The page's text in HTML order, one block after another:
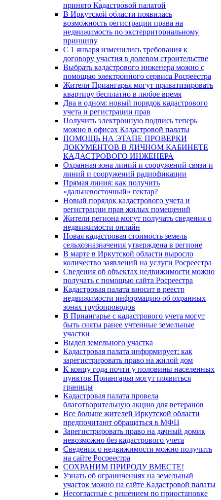
принято Кадастровой палатой
В Иркутской области появилась
возможность регистрации права на
недвижимость по экстерриториальному
принципу
C 1 января изменились требования к
договору участия в долевом строительстве
Выбрать кадастрового инженера можно с
помощью электронного сервиса Росреестра
Жители Приангарья могут приватизировать
квартиру бесплатно в любое время
Два в одном: новый порядок кадастрового
учета и регистрации прав
Получить электронную подпись теперь
можно в офисах Кадастровой палаты
ПОМОЩЬ НА ЭТАПЕ ПРОВЕРКИ
ДОКУМЕНТОВ В ЛИЧНОМ КАБИНЕТЕ
КАДАСТРОВОГО ИНЖЕНЕРА
Охранная зона линий и сооружений связи и
линий и сооружений радиофикации
Прямая линия: как получить
«дальневосточный» гектар?
Новый порядок кадастрового учета и
регистрации прав жилых помещений
Жители региона могут получать сведения о
недвижимости онлайн
Новая кадастровая стоимость земель
сельхозназначения утверждена в регионе
В марте в Иркутской области выросло
количество заявлений на услуги Росреестра
Сведения об объектах недвижимости можно
получать с помощью сайта Росреестра
Кадастровая палата вносит в реестр
недвижимости информацию об охранных
зонах трубопроводов
В Приангарье с кадастрового учета могут
быть сняты ранее учтенные земельные
участки
Выдел земельного участка
Кадастровая палата информирует: как
зарегистрировать право на жилой дом
К концу года почти у половины населенных
пунктов Приангарья могут появиться
границы
Кадастровая палата провела
благотворительную акцию для ветеранов
Все больше жителей Иркутской области
предпочитают обращаться в МФЦ
Зарегистрировать право на дачный домик
невозможно без кадастрового учета
Сведения о недвижимости можно получить
на сайте Росреестра
СОХРАНИМ ПРИРОДУ ВМЕСТЕ!
Узнать об ограничениях на земельный
участок можно на сайте Кадастровой палаты
Несогласные с решением по приостановке